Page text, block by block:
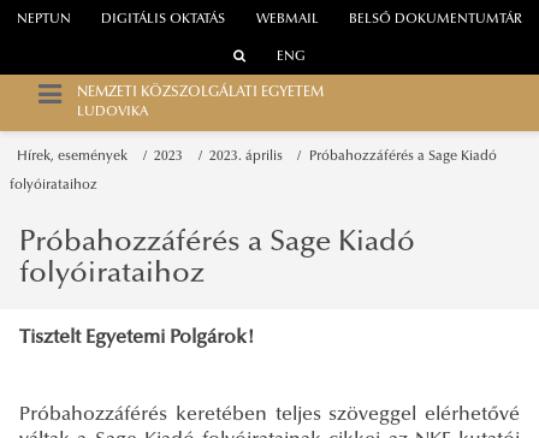
WEBMAIL
NEPTUN DIGITÁLIS OKTATÁS BELSŐ DOKUMENTUMTÁR
ENG
NEMZETI KÖZSZOLGÁLATI EGYETEM
LUDOVIKA
Hírek, események 2023 2023. április Próbahozzáférés a Sage Kiadó
folyóirataihoz
Próbahozzáférés a Sage Kiadó
folyóirataihoz
Tisztelt Egyetemi Polgárok!
Próbahozzáférés keretében teljes szöveggel elérhetővé